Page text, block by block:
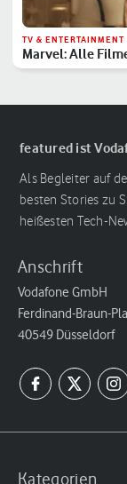
TV & ENTERTAINMENT
Marvel: Alle
Reihenfolge
featured ist
Als Begleiter auf
besten Stories zu
heißesten Tech-
Anschrift
Vodafone GmbH
Ferdinand-Braun-
40549 Düsseldorf
Kategorien